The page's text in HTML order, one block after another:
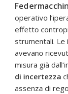
operativo
effetto
strumentali. Le
avevano
misura già
di incertezza
assenza di